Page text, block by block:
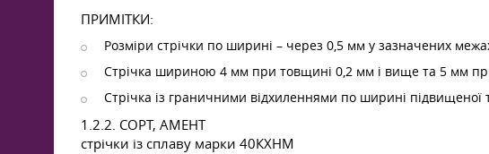
ПРИМІТКИ:
Розміри стрічки по ширині – через 0,5 мм у зазначених
Стрічка шириною 4 мм при товщині 0,2 мм і вище та 5 мм
Стрічка із граничними відхиленнями по ширині підвищеної
1.2.2. СОРТ, АМЕНТ
стрічки із сплаву марки 40КХНМ